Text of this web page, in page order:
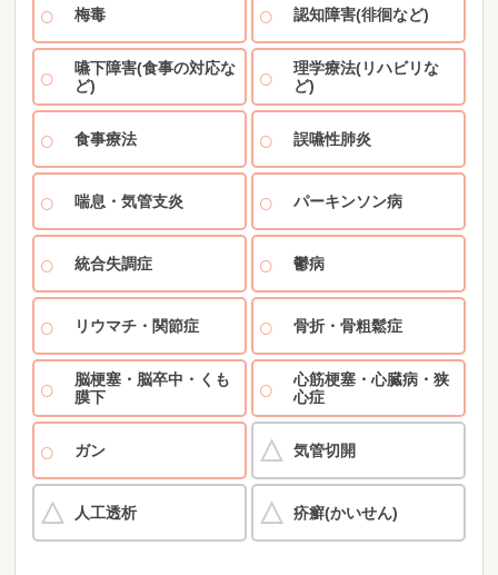
梅毒 認知障害(徘徊など)
嚥下障害(食事の対応な
ど)
理学療法(リハビリな
ど)
食事療法 誤嚥性肺炎
喘息・気管支炎 パーキンソン病
統合失調症 鬱病
リウマチ・関節症 骨折・骨粗鬆症
脳梗塞・脳卒中・くも
膜下
心筋梗塞・心臓病・狭
心症
ガン 気管切開
人工透析 疥癬(かいせん)